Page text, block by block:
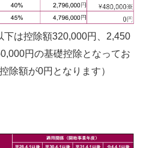
は控除額320,000円、2,450
円の基礎控除となってお
除額が0円となります）